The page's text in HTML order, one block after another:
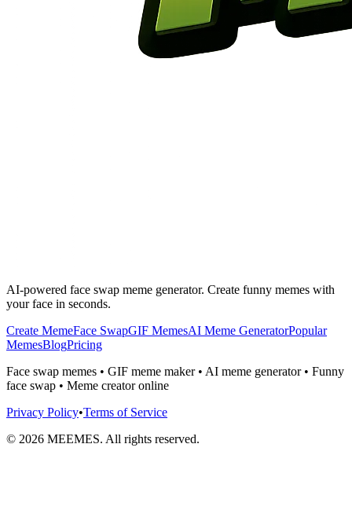
AI-powered face swap meme generator. Create funny memes with
your face in seconds.
Create MemeFace SwapGIF MemesAI Meme GeneratorPopular
MemesBlogPricing
Face swap memes • GIF meme maker • AI meme generator • Funny
face swap • Meme creator online
Privacy Policy•Terms of Service
© 2026 MEEMES. All rights reserved.